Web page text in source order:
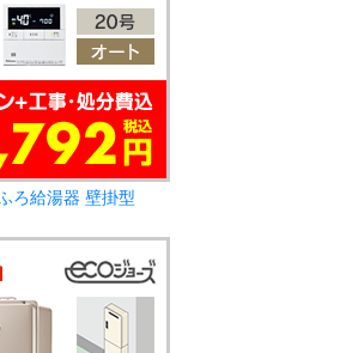
ろ給湯器 壁掛型